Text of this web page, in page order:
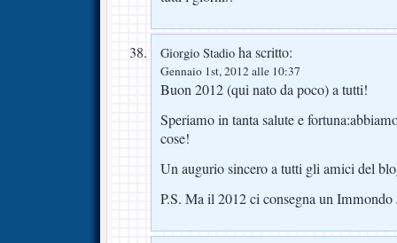
Giorgio Stadio ha scritto:
Gennaio 1st, 2012 alle 10:37
Buon 2012 (qui nato da poco) a tutti!
Speriamo in tanta salute e
cose!
Un augurio sincero a tutti gli amici del
P.S. Ma il 2012 ci consegna un